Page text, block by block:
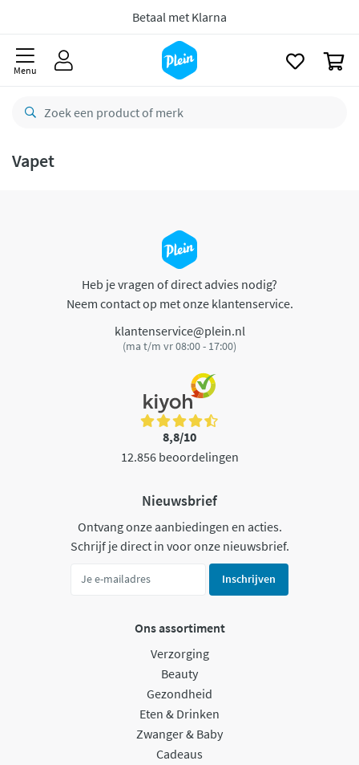
Betaal met Klarna
Menu
Vapet
Heb je vragen of direct advies nodig?
Neem contact op met onze klantenservice.
klantenservice@plein.nl
(ma t/m vr 08:00 - 17:00)
8,8/10
12.856 beoordelingen
Nieuwsbrief
Ontvang onze aanbiedingen en acties.
Schrijf je direct in voor onze nieuwsbrief.
Inschrijven
Ons assortiment
Verzorging
Beauty
Gezondheid
Eten & Drinken
Zwanger & Baby
Cadeaus